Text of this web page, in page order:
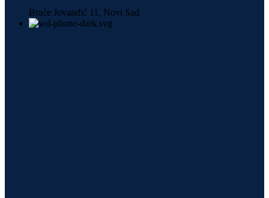
Braće Jovandić 11, Novi Sad